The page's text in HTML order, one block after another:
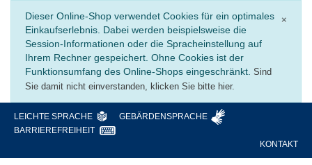
×
Dieser Online-Shop verwendet Cookies für ein optimales
Einkaufserlebnis. Dabei werden beispielsweise die
Session-Informationen oder die Spracheinstellung auf
Ihrem Rechner gespeichert. Ohne Cookies ist der
Funktionsumfang des Online-Shops eingeschränkt. Sind
Sie damit nicht einverstanden, klicken Sie bitte hier.
LEICHTE SPRACHE
GEBÄRDENSPRACHE
BARRIEREFREIHEIT
KONTAKT